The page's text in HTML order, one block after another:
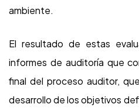
ambiente.
El resultado de estas
informes de auditoría que
final del proceso auditor,
desarrollo de los objetivos